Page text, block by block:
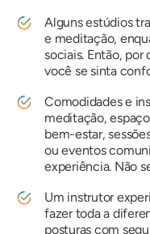
Alguns estúdios
e meditação,
sociais. Então,
você se sinta
Comodidades e
meditação,
bem-estar,
ou eventos
experiência. Não
Um instrutor
fazer toda a
posturas com